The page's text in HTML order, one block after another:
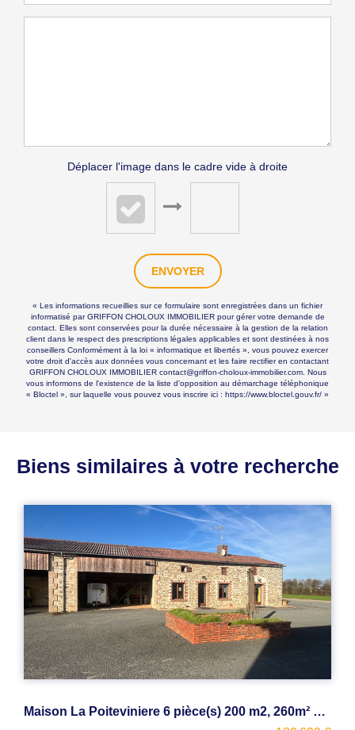
Déplacer l'image dans le cadre vide à droite
ENVOYER
« Les informations recueillies sur ce formulaire sont enregistrées dans un fichier
informatisé par GRIFFON CHOLOUX IMMOBILIER pour gérer votre demande de
contact. Elles sont conservées pour la durée nécessaire à la gestion de la relation
client dans le respect des prescriptions légales applicables et sont destinées à nos
conseillers Conformément à la loi « informatique et libertés », vous pouvez exercer
votre droit d'accès aux données vous concernant et les faire rectifier en contactant
GRIFFON CHOLOUX IMMOBILIER contact@griffon-choloux-immobilier.com. Nous
vous informons de l'existence de la liste d'opposition au démarchage téléphonique
« Bloctel », sur laquelle vous pouvez vous inscrire ici : https://www.bloctel.gouv.fr/ »
Biens similaires à votre recherche
Maison La Poiteviniere 6 pièce(s) 200 m2, 260m² bâtiment, 1000m² terrain